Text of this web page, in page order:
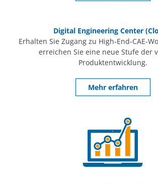
Digital Engineering Center
Erhalten Sie Zugang zu High-End-CAE-
erreichen Sie eine neue Stufe der
Produktentwicklung.
Mehr erfahren